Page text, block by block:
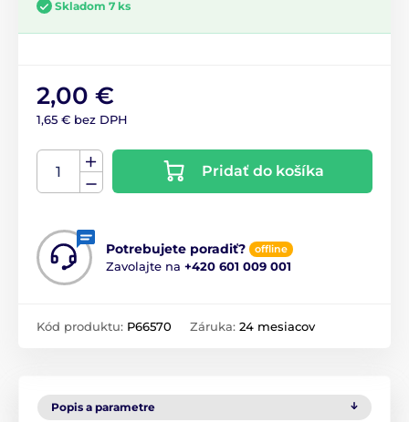
Skladom 7 ks
2,00 €
1,65 € bez DPH
Pridať do košíka
Potrebujete poradiť? offline
Zavolajte na +420 601 009 001
Kód produktu: P66570 Záruka: 24 mesiacov
Popis a parametre